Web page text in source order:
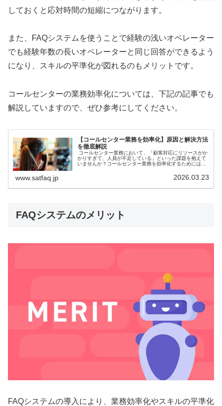
しておくと応対時間の短縮につながります。
また、FAQシステムを使うことで経験の浅いオペレーター
でも経験年数の長いオペレーターと同じ回答ができるよう
になり、スキルの平準化が図れるのもメリットです。
コールセンターの業務効率化については、下記の記事でも
解説していますので、ぜひ参考にしてください。
【コールセンター業務を効率化】原因と解決方法
を徹底解説
コールセンター業務において、「顧客対応にリソースがか
かりすぎて、人員が不足している」といった課題を抱えて
いませんか？コールセンター業務を効率化するためには、
センター業務が非効率化する3つの原因と効率化を図る5つ
の対策についてわかりやすく解説していきます。
www.satfaq.jp 2026.03.23
FAQシステムのメリット
FAQシステムの導入により、業務効率化やスキルの平準化